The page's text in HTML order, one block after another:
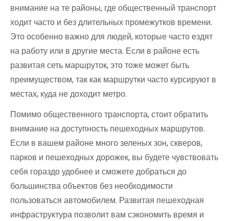
внимание на те районы, где общественный транспорт
ходит часто и без длительных промежутков времени.
Это особенно важно для людей, которые часто ездят
на работу или в другие места. Если в районе есть
развитая сеть маршруток, это тоже может быть
преимуществом, так как маршрутки часто курсируют в
местах, куда не доходит метро.
Помимо общественного транспорта, стоит обратить
внимание на доступность пешеходных маршрутов.
Если в вашем районе много зеленых зон, скверов,
парков и пешеходных дорожек, вы будете чувствовать
себя гораздо удобнее и сможете добраться до
большинства объектов без необходимости
пользоваться автомобилем. Развитая пешеходная
инфраструктура позволит вам сэкономить время и